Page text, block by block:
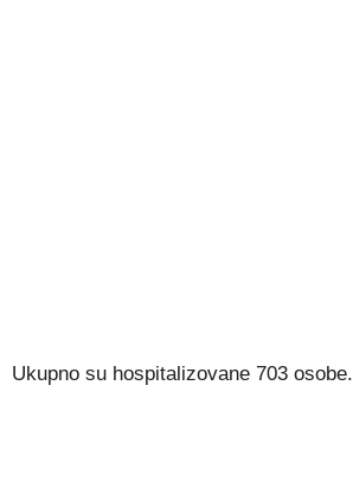
Ukupno su hospitalizovane 703 osobe.